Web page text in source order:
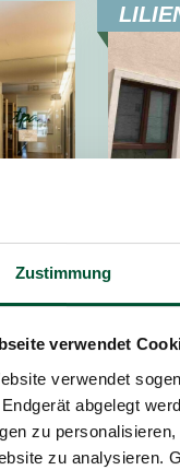
Zustimmung
verwendet
verwendet
abgelegt
zu
zu analysieren.